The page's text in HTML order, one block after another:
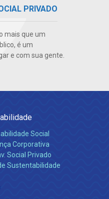
PRIVADO
mais que um
é um
e com sua gente.
Social
Corporativa
Social Privado
Sustentabilidade